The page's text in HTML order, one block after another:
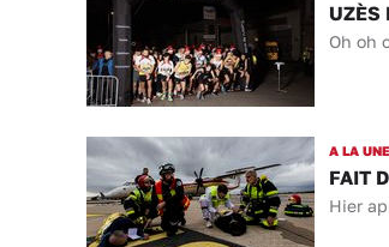
Oh oh
A LA UNE
FAIT
Hier